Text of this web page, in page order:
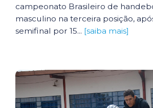
campeonato Brasileiro de
masculino na terceira posição,
semifinal por 15... [saiba mais]